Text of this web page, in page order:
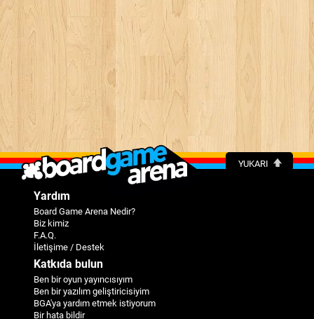
YUKARI
Yardım
Board Game Arena Nedir?
Biz kimiz
F.A.Q.
İletişime / Destek
Katkıda bulun
Ben bir oyun yayıncısıyım
Ben bir yazılım geliştiricisiyim
BGA'ya yardım etmek istiyorum
Bir hata bildir